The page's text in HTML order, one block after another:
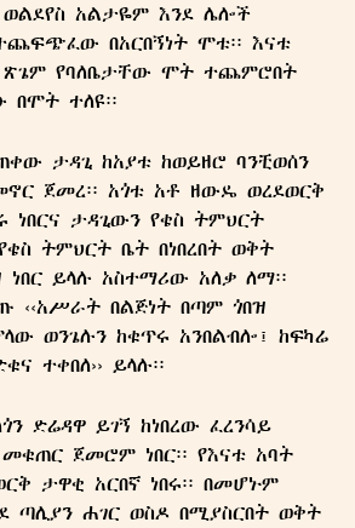
አልታዬም እንደ ሌሎች
በአርበኝነት ሞቱ፡፡ እናቱ
ጽጌም የባለቤታቸው ሞት ተጨምሮበት
ተለዩ፡፡
ታዳጊ ከአያቱ ከወይዘሮ ባንቺወሰን
ጀመረ፡፡ አጎቱ አቶ ዘውዴ ወረደወርቅ
ነበርና ታዳጊውን የቄስ ትምህርት
ትምህርት ቤት በነበረበት ወቅት
ነበር ይላሉ አስተማሪው አለቃ ለማ፡፡
‹‹አሥራት በልጅነት በጣም ጎበዝ
ወንጌሉን ከቁጥሩ አንበልብሎ፤ ከፍካሬ
ተቀበለ›› ይላሉ፡፡
ድሬዳዋ ይገኝ ከነበረው ፈረንሳይ
ጀመሮም ነበር፡፡ የእናቱ አባት
ታዋቂ አርበኛ ነበሩ፡፡ በመሆኑም
ጣሊያን ሐገር ወስዶ በሚያስርበት ወቅት